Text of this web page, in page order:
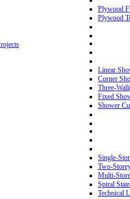
Plywood
Plywood
Linear
Corner
Three-
Fixed
Shower
Single-
Two-
Multi-
Spiral
Technical